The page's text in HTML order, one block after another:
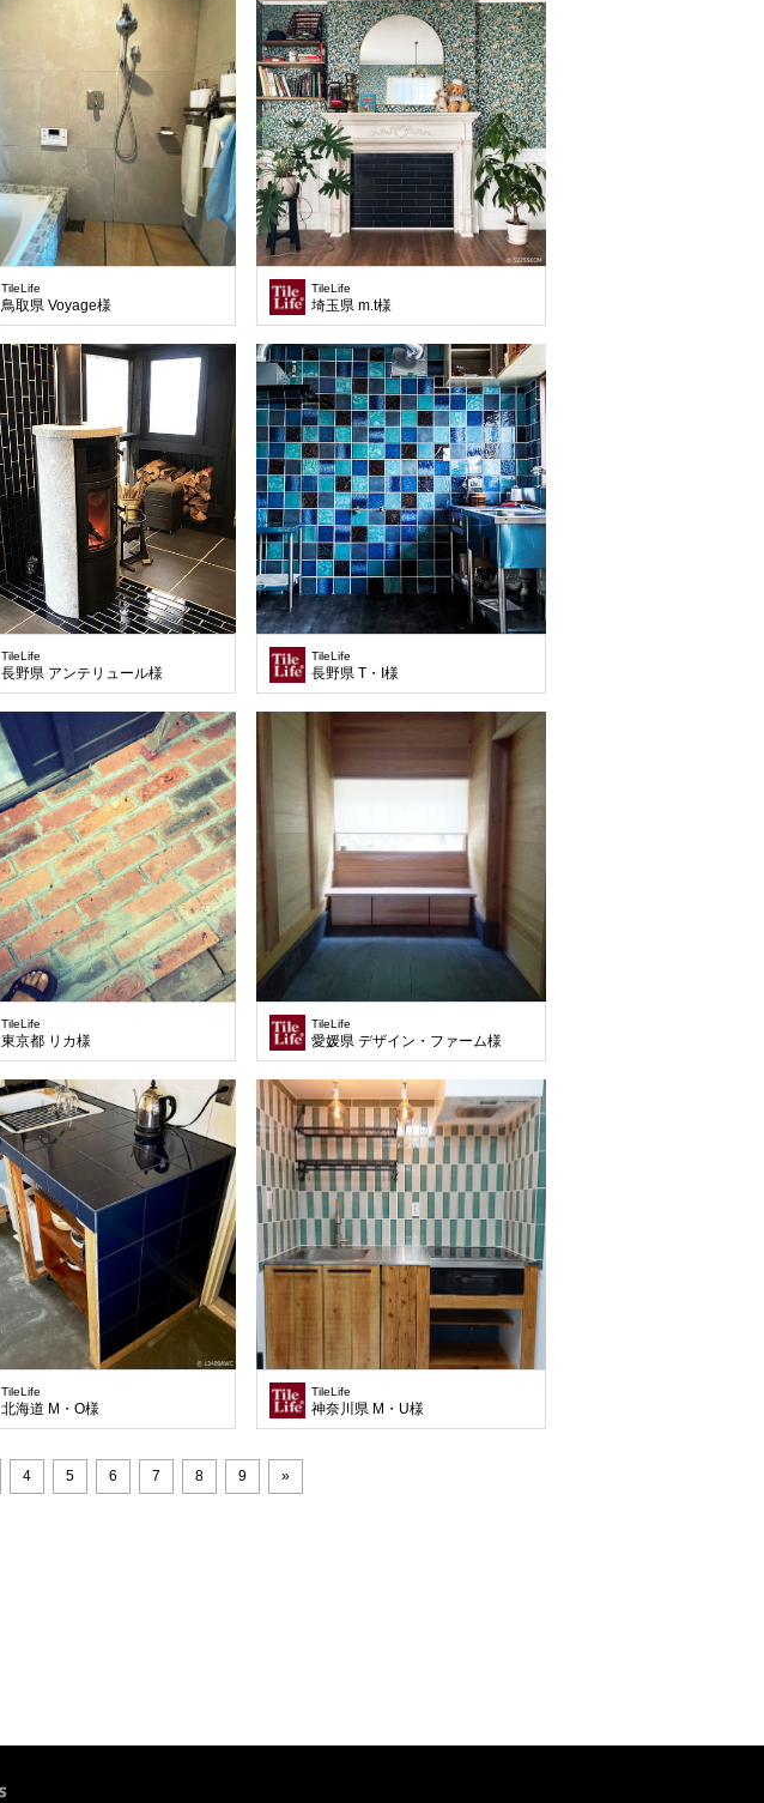
TileLife
鳥取県 Voyage様
TileLife
埼玉県 m.t様
TileLife
長野県 アンテリュール様
TileLife
長野県 T・I様
TileLife
東京都 リカ様
TileLife
愛媛県 デザイン・ファーム様
TileLife
北海道 M・O様
TileLife
神奈川県 M・U様
4 5 6 7 8 9 »